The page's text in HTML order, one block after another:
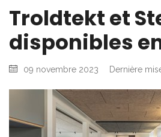
Troldtekt et
disponibles en
09 novembre 2023 Dernière